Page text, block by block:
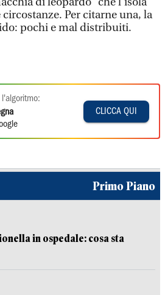
Per citarne una, la
pochi e mal distribuiti.
CLICCA QUI
Primo Piano
in ospedale: cosa sta